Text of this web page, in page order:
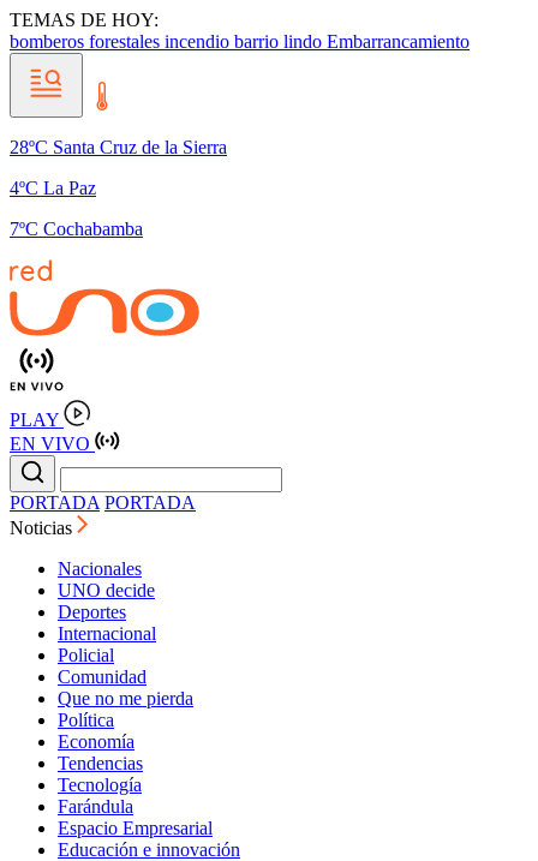
TEMAS DE HOY:
bomberos forestales incendio barrio lindo Embarrancamiento
28ºC Santa Cruz de la Sierra
4ºC La Paz
7ºC Cochabamba
PLAY
EN VIVO
PORTADA PORTADA
Noticias
Nacionales
UNO decide
Deportes
Internacional
Policial
Comunidad
Que no me pierda
Política
Economía
Tendencias
Tecnología
Farándula
Espacio Empresarial
Educación e innovación